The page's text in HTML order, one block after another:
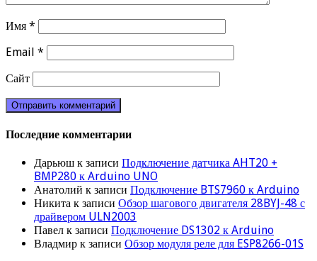
Имя *
Email *
Сайт
Последние комментарии
Дарьюш к записи Подключение датчика AHT20 +
BMP280 к Arduino UNO
Анатолий к записи Подключение BTS7960 к Arduino
Никита к записи Обзор шагового двигателя 28BYJ-48 с
драйвером ULN2003
Павел к записи Подключение DS1302 к Arduino
Владмир к записи Обзор модуля реле для ESP8266-01S